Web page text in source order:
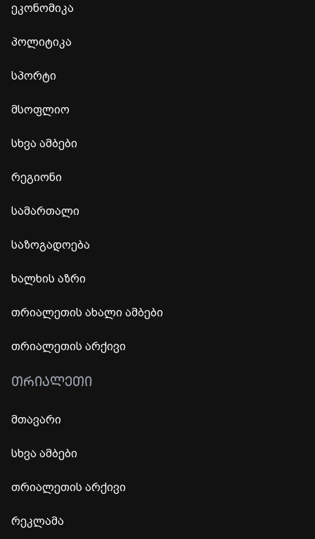
ეკონომიკა
პოლიტიკა
სპორტი
მსოფლიო
სხვა ამბები
რეგიონი
სამართალი
საზოგადოება
ხალხის აზრი
თრიალეთის ახალი ამბები
თრიალეთის არქივი
ᲗᲠᲘᲐᲚᲔᲗᲘ
მთავარი
სხვა ამბები
თრიალეთის არქივი
რეკლამა